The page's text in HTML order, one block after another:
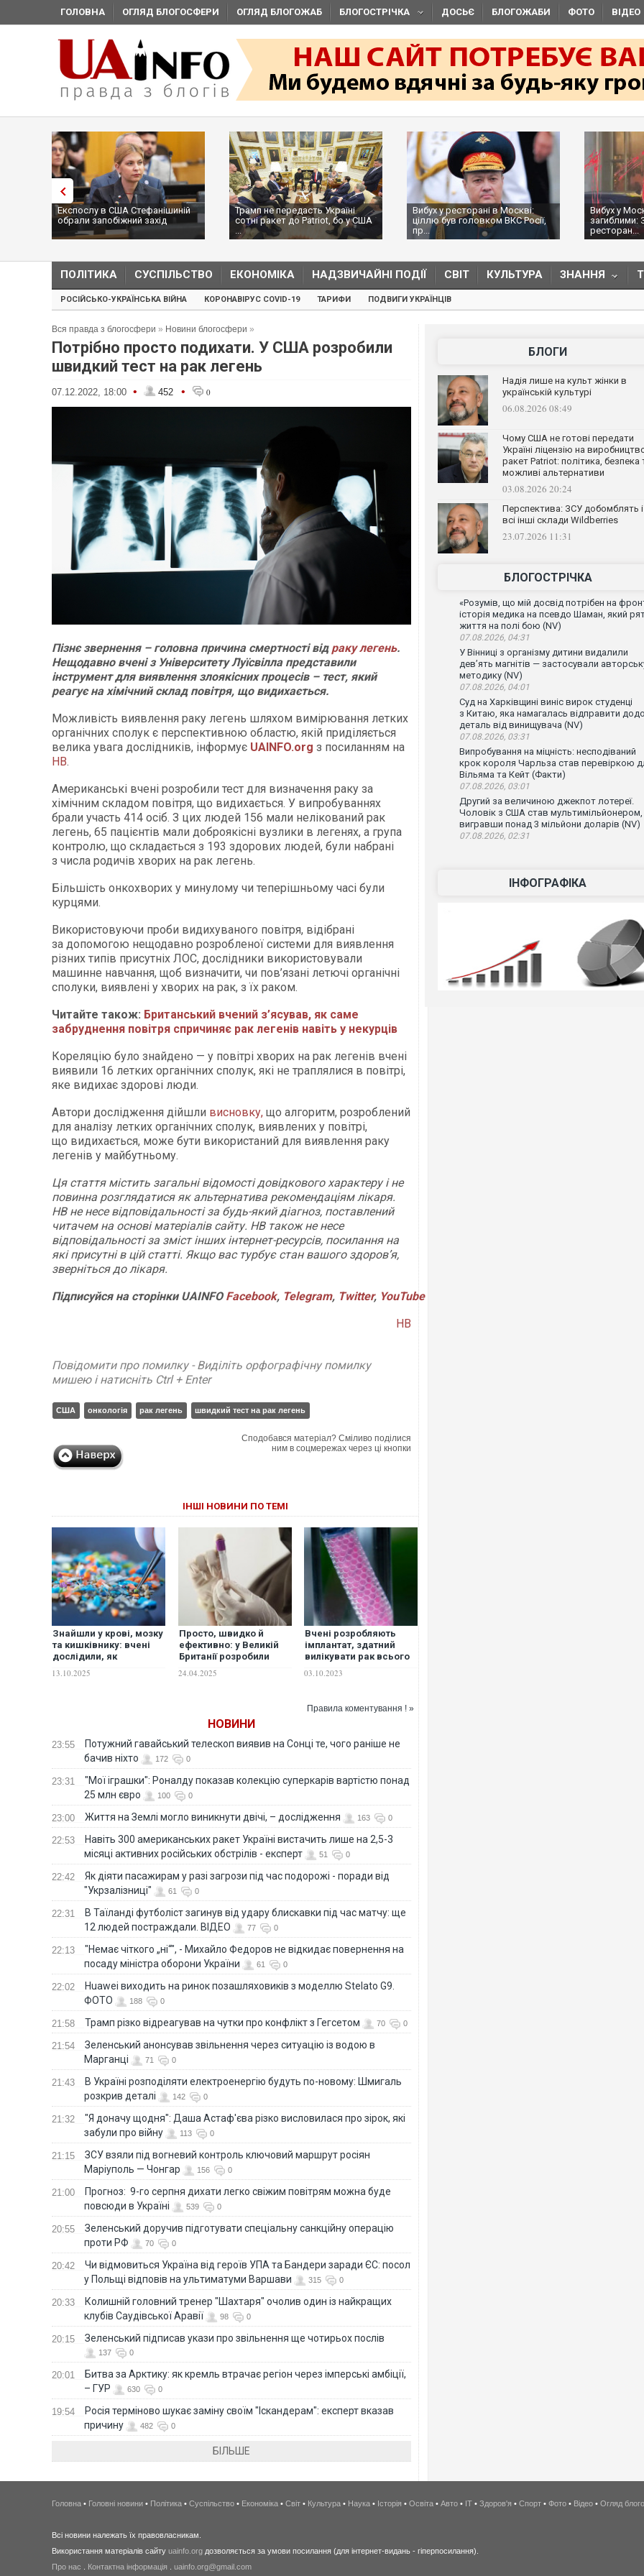
ГОЛОВНА ОГЛЯД БЛОГОСФЕРИ ОГЛЯД БЛОГОЖАБ БЛОГОСТРІЧКА ДОСЬЄ БЛОГОЖАБИ ФОТО ВІДЕО
Експослу в США Стефанішиній
обрали запобіжний захід
Трамп не передасть Україні
сотні ракет до Patriot, бо у США
...
Вибух у ресторані в Москві:
ціллю був головком ВКС Росії,
пр...
Вибух у
загиблими:
ресторан...
ПОЛІТИКА СУСПІЛЬСТВО ЕКОНОМІКА НАДЗВИЧАЙНІ ПОДІЇ СВІТ КУЛЬТУРА ЗНАННЯ
РОСІЙСЬКО-УКРАЇНСЬКА ВІЙНА КОРОНАВІРУС COVID-19 ТАРИФИ ПОДВИГИ УКРАЇНЦІВ
Вся правда з блогосфери » Новини блогосфери »
Потрібно просто подихати. У США розробили
швидкий тест на рак легень
07.12.2022, 18:00 • 452 • 0
Пізнє звернення – головна причина смертності від раку легень.
Нещодавно вчені з Університету Луїсвілла представили
інструмент для виявлення злоякісних процесів – тест, який
реагує на хімічний склад повітря, що видихається.
Можливість виявлення раку легень шляхом вимірювання летких
органічних сполук є перспективною областю, якій приділяється
велика увага дослідників, інформує UAINFO.org з посиланням на
НВ.
Американські вчені розробили тест для визначення раку за
хімічним складом повітря, що видихається. У випробуваннях
брали участь 414 осіб. З цих людей 156 мали нелікований рак
легень, 65 пацієнтів мали доброякісні вузлики в легенях, а група
контролю, що складається з 193 здорових людей, були набрані
з числа родичів хворих на рак легень.
Більшість онкохворих у минулому чи теперішньому часі були
курцями.
Використовуючи проби видихуваного повітря, відібрані
за допомогою нещодавно розробленої системи для виявлення
різних типів присутніх ЛОС, дослідники використовували
машинне навчання, щоб визначити, чи пов’язані летючі органічні
сполуки, виявлені у хворих на рак, з їх раком.
Читайте також: Британський вчений з’ясував, як саме
забруднення повітря спричиняє рак легенів навіть у некурців
Кореляцію було знайдено — у повітрі хворих на рак легенів вчені
виявили 16 летких органічних сполук, які не траплялися в повітрі,
яке видихає здорові люди.
Автори дослідження дійшли висновку, що алгоритм, розроблений
для аналізу летких органічних сполук, виявлених у повітрі,
що видихається, може бути використаний для виявлення раку
легенів у майбутньому.
Ця стаття містить загальні відомості довідкового характеру і не
повинна розглядатися як альтернатива рекомендаціям лікаря.
НВ не несе відповідальності за будь-який діагноз, поставлений
читачем на основі матеріалів сайту. НВ також не несе
відповідальності за зміст інших інтернет-ресурсів, посилання на
які присутні в цій статті. Якщо вас турбує стан вашого здоров’я,
зверніться до лікаря.
Підписуйся на сторінки UAINFO Facebook, Telegram, Twitter, YouTube
НВ
Повідомити про помилку - Виділіть орфографічну помилку
мишею і натисніть Ctrl + Enter
США онкологія рак легень швидкий тест на рак легень
Сподобався матеріал? Сміливо поділися
ним в соцмережах через ці кнопки
ІНШІ НОВИНИ ПО ТЕМІ
Знайшли у крові, мозку
та кишківнику: вчені
дослідили, як
організм і психіку
13.10.2025
Просто, швидко й
ефективно: у Великій
Британії розробили
виявити 12 видів раку
24.04.2025
Вчені розробляють
імплантат, здатний
вилікувати рак всього
03.10.2023
Правила коментування ! »
НОВИНИ
23:55
Потужний гавайський телескоп виявив на Сонці те, чого раніше не
бачив ніхто
172 0
23:31
"Мої іграшки": Роналду показав колекцію суперкарів вартістю понад
25 млн євро
100 0
23:00 Життя на Землі могло виникнути двічі, – дослідження 163 0
22:53
Навіть 300 американських ракет Україні вистачить лише на 2,5-3
місяці активних російських обстрілів - експерт
51 0
22:42
Як діяти пасажирам у разі загрози під час подорожі - поради від
"Укрзалізниці"
61 0
22:31
В Таїланді футболіст загинув від удару блискавки під час матчу: ще
12 людей постраждали. ВІДЕО
77 0
22:13
"Немає чіткого „ні“", - Михайло Федоров не відкидає повернення на
посаду міністра оборони України
61 0
22:02
Huawei виходить на ринок позашляховиків з моделлю Stelato G9.
ФОТО
188 0
21:58 Трамп різко відреагував на чутки про конфлікт з Гегсетом 70 0
21:54
Зеленський анонсував звільнення через ситуацію із водою в
Марганці
71 0
21:43
В Україні розподіляти електроенергію будуть по-новому: Шмигаль
розкрив деталі
142 0
21:32
"Я доначу щодня": Даша Астаф'єва різко висловилася про зірок, які
забули про війну
113 0
21:15
ЗСУ взяли під вогневий контроль ключовий маршрут росіян
Маріуполь — Чонгар
156 0
21:00
Прогноз: 9-го серпня дихати легко свіжим повітрям можна буде
повсюди в Україні
539 0
20:55
Зеленський доручив підготувати спеціальну санкційну операцію
проти РФ
70 0
20:42
Чи відмовиться Україна від героїв УПА та Бандери заради ЄС: посол
у Польщі відповів на ультиматуми Варшави
315 0
20:33
Колишній головний тренер "Шахтаря" очолив один із найкращих
клубів Саудівської Аравії
98 0
20:15 Зеленський підписав укази про звільнення ще чотирьох послів
137 0
20:01
Битва за Арктику: як кремль втрачає регіон через імперські амбіції,
– ГУР
630 0
19:54
Росія терміново шукає заміну своїм "Іскандерам": експерт вказав
причину
482 0
БІЛЬШЕ
БЛОГИ
Надія лише на культ жінки в
українській культурі
06.08.2026 08:49
Чому США не готові передати
Україні ліцензію на
ракет Patriot: політика, безпека
можливі альтернативи
03.08.2026 20:24
Перспектива: ЗСУ добомблять і
всі інші склади Wildberries
23.07.2026 11:31
БЛОГОСТРІЧКА
«Розумів, що мій досвід потрібен на
історія медика на псевдо Шаман, який
життя на полі бою (NV)
07.08.2026, 04:31
У Вінниці з організму дитини видалили
дев’ять магнітів — застосували
методику (NV)
07.08.2026, 04:01
Суд на Харківщині виніс вирок студенці
з Китаю, яка намагалась відправити
деталь від винищувача (NV)
07.08.2026, 03:31
Випробування на міцність: несподіваний
крок короля Чарльза став перевіркою
Вільяма та Кейт (Факти)
07.08.2026, 03:01
Другий за величиною джекпот лотереї.
Чоловік з США став мультимільйонером,
вигравши понад 3 мільйони доларів (NV)
07.08.2026, 02:31
ІНФОГРАФІКА
Головна • Головні новини • Політика • Суспільство • Економіка • Світ • Культура • Наука • Історія • Освіта • Авто • IT • Здоров'я • Спорт • Фото • Відео • Огляд
Всі новини належать їх правовласникам.
Використання матеріалів сайту uainfo.org дозволяється за умови посилання (для інтернет-видань - гіперпосилання).
Про нас
Контактна інформація uainfo.org@gmail.com